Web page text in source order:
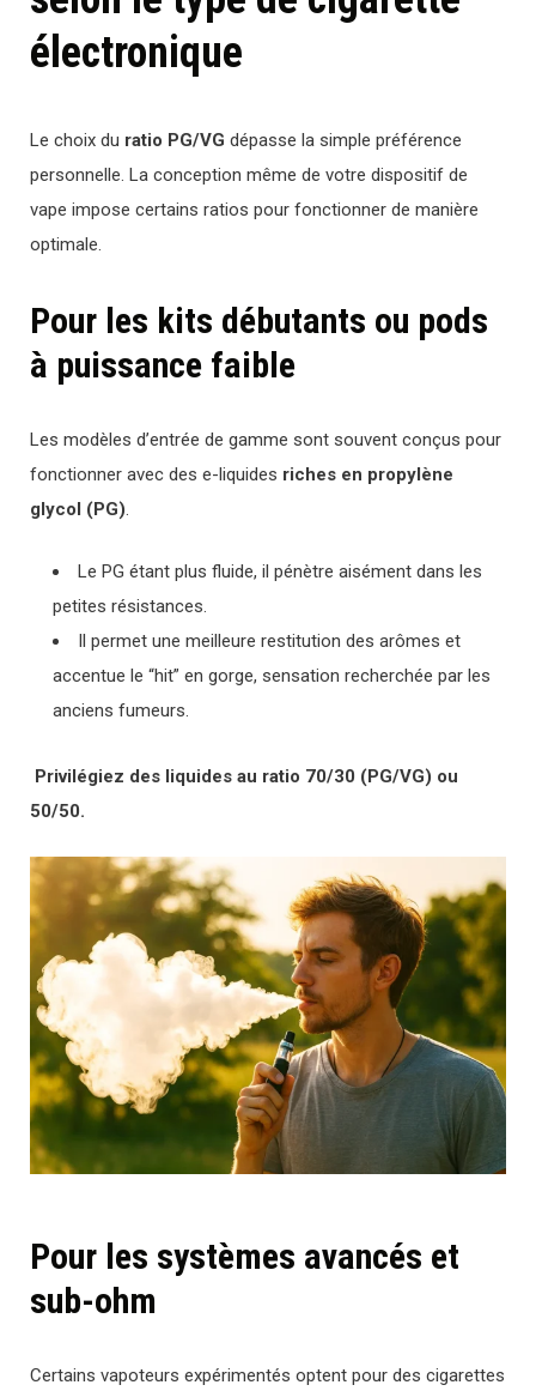
électronique
Le choix du ratio PG/VG dépasse la simple préférence
personnelle. La conception même de votre dispositif de
vape impose certains ratios pour fonctionner de manière
optimale.
Pour les kits débutants ou pods
à puissance faible
Les modèles d’entrée de gamme sont souvent conçus pour
fonctionner avec des e-liquides riches en propylène
glycol (PG).
Le PG étant plus fluide, il pénètre aisément dans les
petites résistances.
Il permet une meilleure restitution des arômes et
accentue le “hit” en gorge, sensation recherchée par les
anciens fumeurs.
Privilégiez des liquides au ratio 70/30 (PG/VG) ou
50/50.
Pour les systèmes avancés et
sub-ohm
Certains vapoteurs expérimentés optent pour des cigarettes